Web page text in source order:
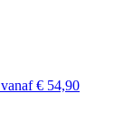
vanaf € 54,90